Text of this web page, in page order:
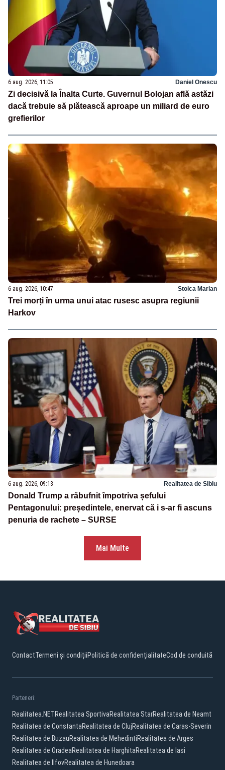
6 aug. 2026, 11:05 Daniel Onescu
Zi decisivă la Înalta Curte. Guvernul Bolojan află astăzi
dacă trebuie să plătească aproape un miliard de euro
grefierilor
6 aug. 2026, 10:47 Stoica Marian
Trei morți în urma unui atac rusesc asupra regiunii
Harkov
6 aug. 2026, 09:13 Realitatea de Sibiu
Donald Trump a răbufnit împotriva șefului
Pentagonului: președintele, enervat că i s-ar fi ascuns
penuria de rachete – SURSE
Mai Multe
ContactTermeni și condițiiPolitică de confidențialitateCod de conduită
Parteneri:
Realitatea.NETRealitatea SportivaRealitatea StarRealitatea de Neamt
Realitatea de ConstantaRealitatea de ClujRealitatea de Caras-Severin
Realitatea de BuzauRealitatea de MehedintiRealitatea de Arges
Realitatea de OradeaRealitatea de HarghitaRealitatea de Iasi
Realitatea de IlfovRealitatea de Hunedoara